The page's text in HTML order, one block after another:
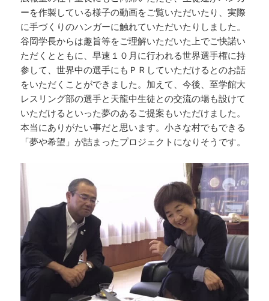
ーを作製している様子の動画をご覧いただいたり、実際
に手づくりのハンガーに触れていただいたりしました。
谷岡学長からは趣旨等をご理解いただいた上でご快諾い
ただくとともに、早速１０月に行われる世界選手権に持
参して、世界中の選手にもＰＲしていただけるとのお話
をいただくことができました。加えて、今後、至学館大
レスリング部の選手と天龍中生徒との交流の場も設けて
いただけるといった夢のあるご提案もいただけました。
本当にありがたい事だと思います。小さな村でもできる
「夢や希望」が詰まったプロジェクトになりそうです。